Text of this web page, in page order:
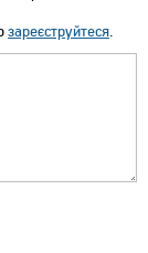
зареєструйтеся.